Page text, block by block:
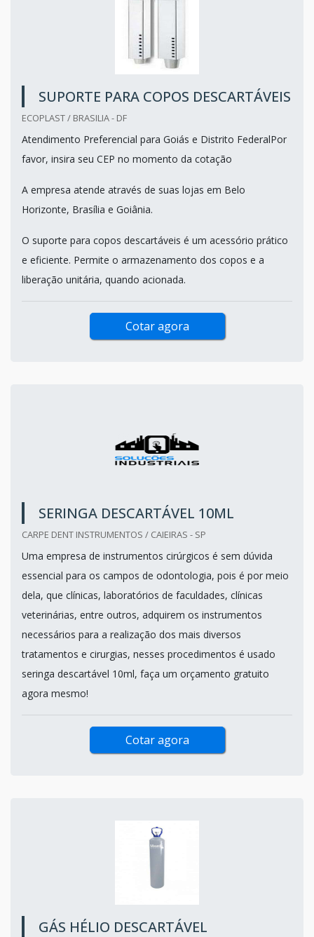
SUPORTE PARA COPOS DESCARTÁVEIS
ECOPLAST / BRASILIA - DF
Atendimento Preferencial para Goiás e Distrito FederalPor
favor, insira seu CEP no momento da cotação
A empresa atende através de suas lojas em Belo
Horizonte, Brasília e Goiânia.
O suporte para copos descartáveis é um acessório prático
e eficiente. Permite o armazenamento dos copos e a
liberação unitária, quando acionada.
Cotar agora
SERINGA DESCARTÁVEL 10ML
CARPE DENT INSTRUMENTOS / CAIEIRAS - SP
Uma empresa de instrumentos cirúrgicos é sem dúvida
essencial para os campos de odontologia, pois é por meio
dela, que clínicas, laboratórios de faculdades, clínicas
veterinárias, entre outros, adquirem os instrumentos
necessários para a realização dos mais diversos
tratamentos e cirurgias, nesses procedimentos é usado
seringa descartável 10ml, faça um orçamento gratuito
agora mesmo!
Cotar agora
GÁS HÉLIO DESCARTÁVEL